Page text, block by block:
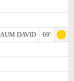
DAVID
69'